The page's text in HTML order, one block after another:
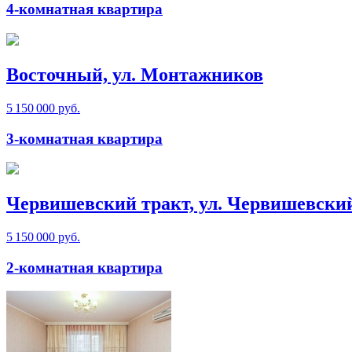
4-комнатная квартира
Восточный, ул. Монтажников
5 150 000 руб.
3-комнатная квартира
Червишевский тракт, ул.
5 150 000 руб.
2-комнатная квартира